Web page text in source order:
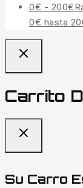
0€ - 200€
0€ hasta
Carrito
Su Carro